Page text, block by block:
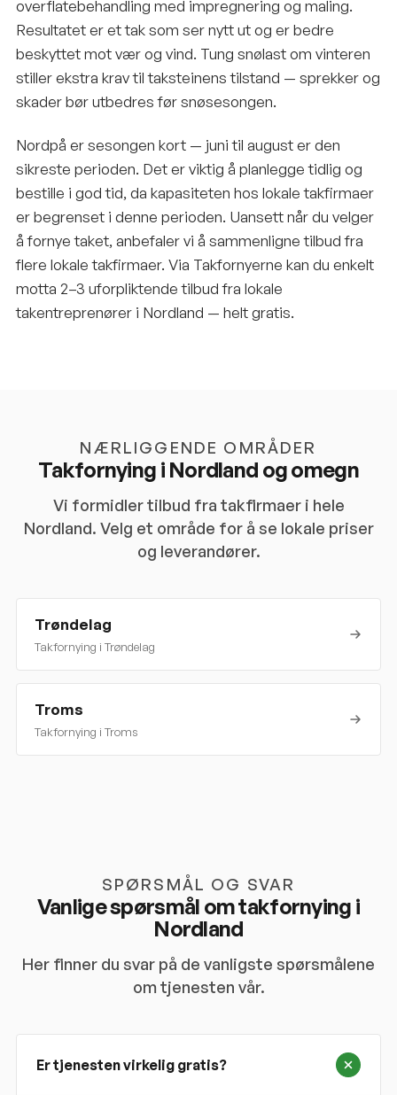
overflatebehandling med impregnering og maling.
Resultatet er et tak som ser nytt ut og er bedre
beskyttet mot vær og vind. Tung snølast om vinteren
stiller ekstra krav til taksteinens tilstand — sprekker og
skader bør utbedres før snøsesongen.
Nordpå er sesongen kort — juni til august er den
sikreste perioden. Det er viktig å planlegge tidlig og
bestille i god tid, da kapasiteten hos lokale takfirmaer
er begrenset i denne perioden. Uansett når du velger
å fornye taket, anbefaler vi å sammenligne tilbud fra
flere lokale takfirmaer. Via Takfornyerne kan du enkelt
motta 2–3 uforpliktende tilbud fra lokale
takentreprenører i Nordland — helt gratis.
NÆRLIGGENDE OMRÅDER
Takfornying i Nordland og omegn
Vi formidler tilbud fra takfirmaer i hele
Nordland. Velg et område for å se lokale priser
og leverandører.
Trøndelag
Takfornying i Trøndelag
Troms
Takfornying i Troms
SPØRSMÅL OG SVAR
Vanlige spørsmål om takfornying i
Nordland
Her finner du svar på de vanligste spørsmålene
om tjenesten vår.
Er tjenesten virkelig gratis?